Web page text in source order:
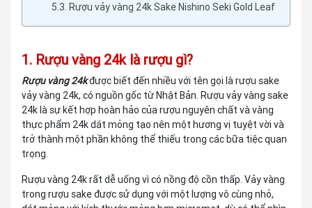
5.3. Rượu vảy vàng 24k Sake Nishino Seki Gold Leaf
1. Rượu vàng 24k là rượu gì?
Rượu vàng 24kđược biết đến nhiều với tên gọi là rượu sake
vảy vàng 24k, có nguồn gốc từ Nhật Bản. Rượu vảy vàng sake
24k là sự kết hợp hoàn hảo của rượu nguyên chất và vàng
thực phẩm 24k dát mỏng tạo nên một hương vị tuyệt vời và
trở thành một phần không thể thiếu trong các bữa tiệc quan
trọng.
Rượu vàng 24k rất dễ uống vì có nồng độ cồn thấp. Vảy vàng
trong rượu sake được sử dụng với một lượng vô cùng nhỏ,